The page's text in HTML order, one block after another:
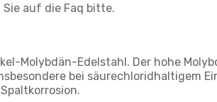
auf die Faq bitte.
Molybdän-Edelstahl. Der hohe
bei säurechloridhaltigem